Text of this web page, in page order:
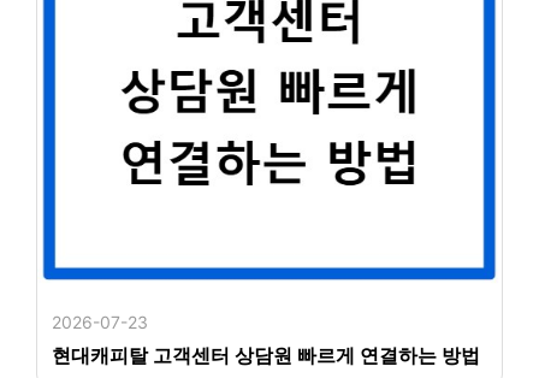
2026-07-23
현대캐피탈 고객센터 상담원 빠르게 연결하는 방법